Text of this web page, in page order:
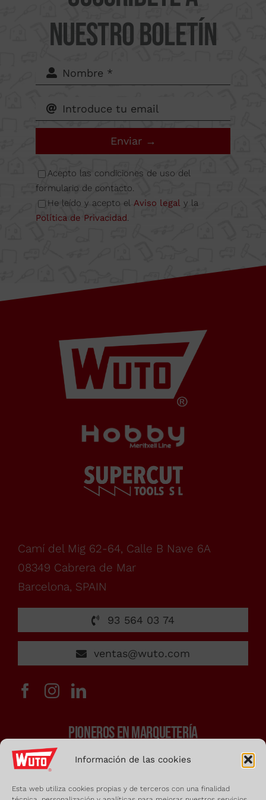
Información de las cookies
Esta web utiliza cookies propias y de terceros con una finalidad
nuestro boletín
Enviar →
Acepto las condiciones de uso del
formulario de contacto.
He leído y acepto el Aviso legaly la
Política de Privacidad.
Camí del Mig 62-64, Calle B Nave 6A
08349 Cabrera de Mar
Barcelona, SPAIN
93 564 03 74
ventas@wuto.com
PIONEROS EN MARQUETERÍA
Sierras y arcos de marquetería
Herramientas de carpintería
62-64,
Calle B
Nave
6A
08349
Cabrera
Barcelona,
SPAIN
Horario Oficina
De
lunes
a
viernes,
de
7:00h
15:00h